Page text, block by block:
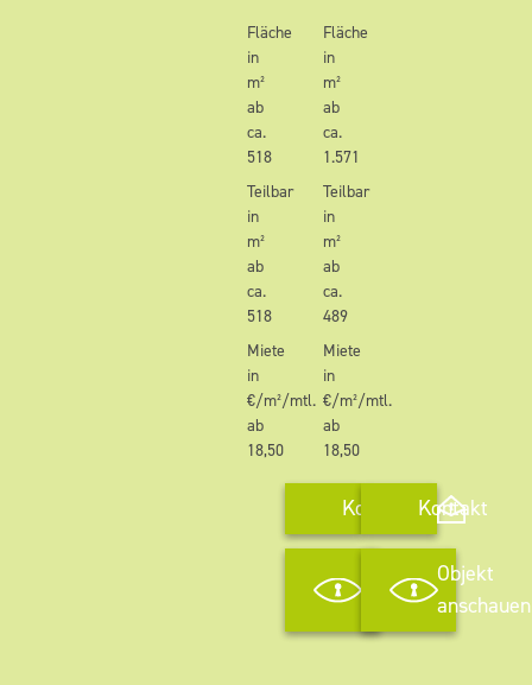
Fläche
in
m²
ab
ca.
518
Teilbar
in
m²
ab
ca.
518
Miete
in
€/m²/mtl.
ab
18,50
Kontakt
Objekt
anschauen
Fläche
in
m²
ab
ca.
1.571
Teilbar
in
m²
ab
ca.
489
Miete
in
€/m²/mtl.
ab
18,50
Kontakt
Objekt
anschauen